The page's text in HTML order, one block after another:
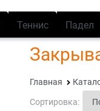
Теннис Падел
Главная
Сортировка: